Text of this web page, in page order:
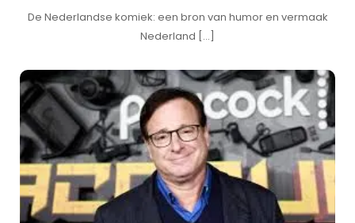
De Nederlandse komiek: een bron van humor en vermaak
Nederland […]